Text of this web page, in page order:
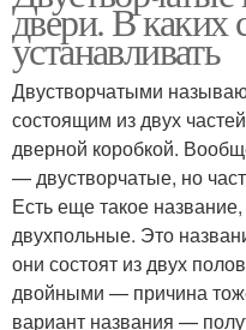
двери. В каких
устанавливать
Двустворчатыми
состоящим из двух
дверной коробкой.
— двустворчатые, но
Есть еще такое
двухпольные. Это
они состоят из двух
двойными — причина
вариант названия —